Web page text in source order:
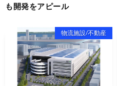
も開発をアピール
物流施設/不動産